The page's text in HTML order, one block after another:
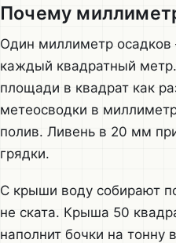
Почему
Один миллиметр
каждый квадратный
площади в квадрат как
метеосводки в
полив. Ливень в 20 мм
грядки.
С крыши воду собирают
не ската. Крыша 50
наполнит бочки на тонну